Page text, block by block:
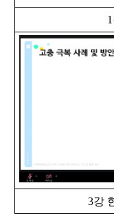
1
3강